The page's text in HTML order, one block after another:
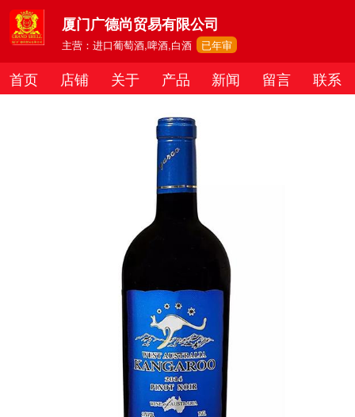
厦门广德尚贸易有限公司
主营：进口葡萄酒,啤酒,白酒 已年审
首页 店铺 关于 产品 新闻 留言 联系